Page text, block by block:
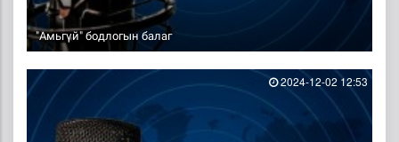
"Амьгүй" бодлогын балаг
2024-12-02 12:53